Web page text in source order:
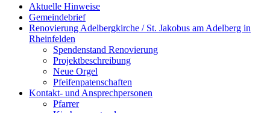
Aktuelle Hinweise
Gemeindebrief
Renovierung Adelbergkirche / St. Jakobus am Adelberg in
Rheinfelden
Spendenstand Renovierung
Projektbeschreibung
Neue Orgel
Pfeifenpatenschaften
Kontakt- und Ansprechpersonen
Pfarrer